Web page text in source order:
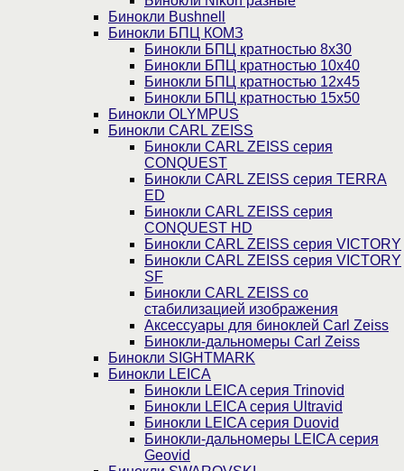
Бинокли Bushnell
Бинокли БПЦ КОМЗ
Бинокли БПЦ кратностью 8х30
Бинокли БПЦ кратностью 10х40
Бинокли БПЦ кратностью 12х45
Бинокли БПЦ кратностью 15х50
Бинокли OLYMPUS
Бинокли CARL ZEISS
Бинокли CARL ZEISS серия
CONQUEST
Бинокли CARL ZEISS серия TERRA
ED
Бинокли CARL ZEISS серия
CONQUEST HD
Бинокли CARL ZEISS серия VICTORY
Бинокли CARL ZEISS серия VICTORY
SF
Бинокли CARL ZEISS со
стабилизацией изображения
Аксессуары для биноклей Carl Zeiss
Бинокли-дальномеры Carl Zeiss
Бинокли SIGHTMARK
Бинокли LEICA
Бинокли LEICA серия Trinovid
Бинокли LEICA серия Ultravid
Бинокли LEICA серия Duovid
Бинокли-дальномеры LEICA серия
Geovid